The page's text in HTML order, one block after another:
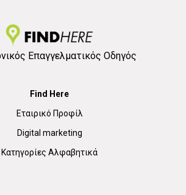
Επαγγελματικός Οδηγός
Find Here
Εταιρικό Προφίλ
Digital marketing
Κατηγορίες Αλφαβητικά